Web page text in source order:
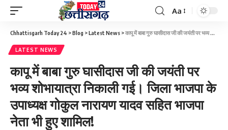
Font
Resizer
Aa
Chhattisgarh Today 24 >Blog >Latest News >कापू में बाबा गुरु घासीदास जी की जयंती पर भव्य शोभायात्रा निकाली गई। जिला भाजपा के उपाध्यक्ष गोकुल नारायण यादव सहित भाजपा नेता भी हुए शामिल!
LATEST NEWS
कापू में बाबा गुरु घासीदास जी की जयंती पर
भव्य शोभायात्रा निकाली गई। जिला भाजपा के
उपाध्यक्ष गोकुल नारायण यादव सहित भाजपा
नेता भी हुए शामिल!